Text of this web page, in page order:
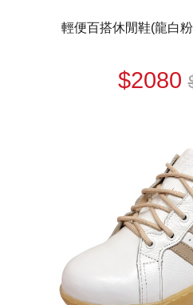
輕便百搭休閒鞋(龍白
$2080